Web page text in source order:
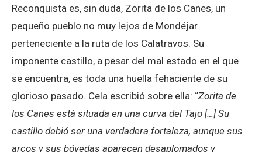
Reconquista es, sin duda, Zorita de los Canes, un
pequeño pueblo no muy lejos de Mondéjar
perteneciente a la ruta de los Calatravos. Su
imponente castillo, a pesar del mal estado en el que
se encuentra, es toda una huella fehaciente de su
glorioso pasado. Cela escribió sobre ella: “Zorita de
los Canes está situada en una curva del Tajo […] Su
castillo debió ser una verdadera fortaleza, aunque sus
arcos y sus bóvedas aparecen desaplomados y